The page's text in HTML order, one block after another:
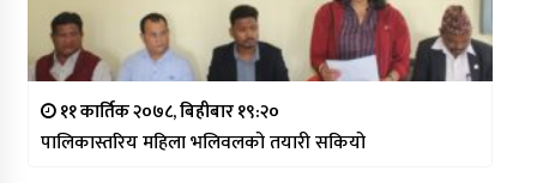
११ कार्तिक २०७८, बिहीबार १९:२०
पालिकास्तरिय महिला भलिवलको तयारी सकियो